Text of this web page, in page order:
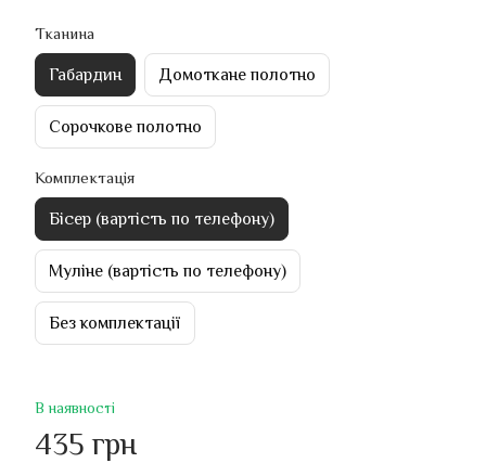
Тканина
Габардин Домоткане полотно
Сорочкове полотно
Комплектація
Бісер (вартість по телефону)
Муліне (вартість по телефону)
Без комплектації
В наявності
435 грн